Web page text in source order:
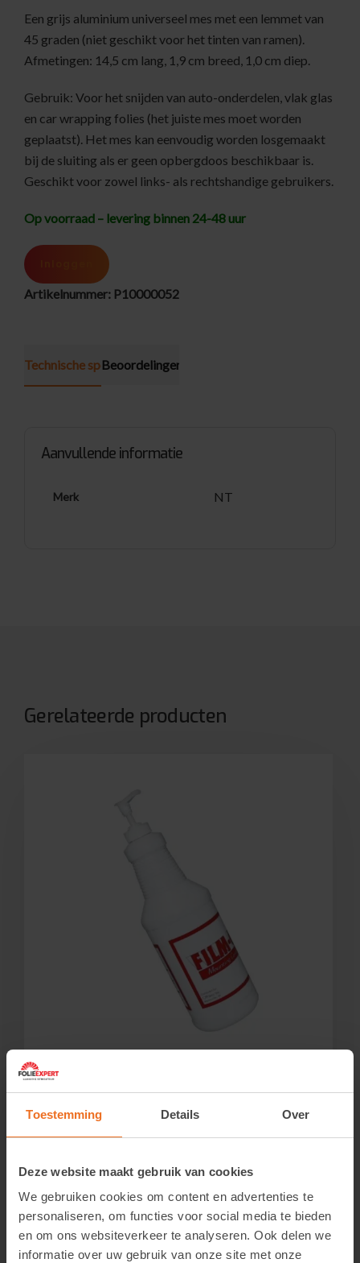
Toestemming Details Over
Deze website maakt gebruik van cookies
We gebruiken cookies om content en advertenties te
personaliseren, om functies voor social media te bieden
en om ons websiteverkeer te analyseren. Ook delen we
informatie over uw gebruik van onze site met onze
Een grijs aluminium universeel mes met een lemmet van
45 graden (niet geschikt voor het tinten van ramen).
Afmetingen: 14,5 cm lang, 1,9 cm breed, 1,0 cm diep.
Gebruik: Voor het snijden van auto-onderdelen, vlak glas
en car wrapping folies (het juiste mes moet worden
geplaatst). Het mes kan eenvoudig worden losgemaakt
bij de sluiting als er geen opbergdoos beschikbaar is.
Geschikt voor zowel links- als rechtshandige gebruikers.
Op voorraad – levering binnen 24-48 uur
Artikelnummer: P10000052
Technische specificatie
Beoordelingen (0)
Aanvullende informatie
Merk NT
Gerelateerde producten
Login om de prijzen te zien.
Bekijk product